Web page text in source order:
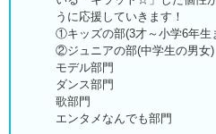
うに応援していきます！
①キッズの部(3才～小学6年生
②ジュニアの部(中学生の男女)
モデル部門
ダンス部門
歌部門
エンタメなんでも部門